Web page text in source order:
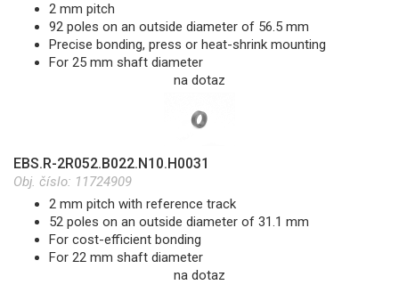
2 mm pitch
92 poles on an outside diameter of 56.5 mm
Precise bonding, press or heat-shrink mounting
For 25 mm shaft diameter
na dotaz
EBS.R-2R052.B022.N10.H0031
Obj. číslo: 11724909
2 mm pitch with reference track
52 poles on an outside diameter of 31.1 mm
For cost-efficient bonding
For 22 mm shaft diameter
na dotaz